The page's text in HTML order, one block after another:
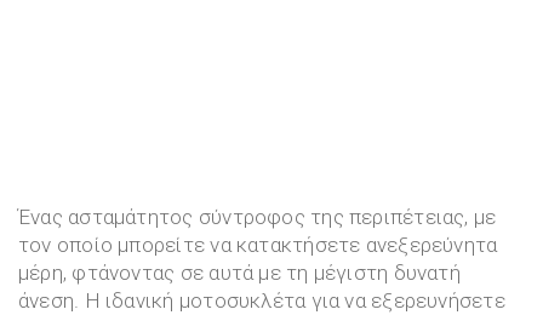
Ένας ασταμάτητος σύντροφος της περιπέτειας, με
τον οποίο μπορείτε να κατακτήσετε ανεξερεύνητα
μέρη, φτάνοντας σε αυτά με τη μέγιστη δυνατή
άνεση. Η ιδανική μοτοσυκλέτα για να εξερευνήσετε